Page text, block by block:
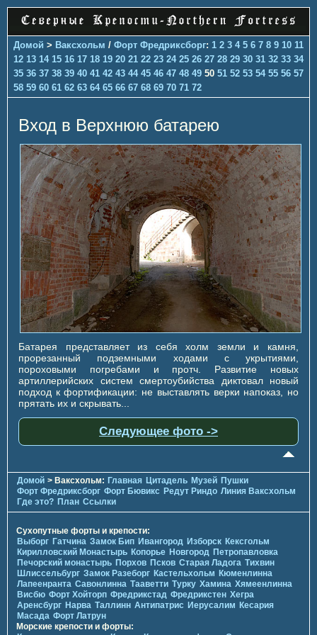
Домой > Ваксхольм / Форт Фредриксборг: 1 2 3 4 5 6 7 8 9 10 11
12 13 14 15 16 17 18 19 20 21 22 23 24 25 26 27 28 29 30 31 32 33 34
35 36 37 38 39 40 41 42 43 44 45 46 47 48 49 50 51 52 53 54 55 56 57
58 59 60 61 62 63 64 65 66 67 68 69 70 71 72
Вход в Верхнюю батарею
Батарея представляет из себя холм земли и камня,
прорезанный подземными ходами с укрытиями,
пороховыми погребами и протч. Развитие новых
артиллерийских систем смертоубийства диктовал новый
подход к фортификации: не выставлять верки напоказ, но
прятать их и скрывать...
Следующее фото ->
Домой > Ваксхольм: Главная Цитадель Музей Пушки
Форт Фредриксборг Форт Бювикc Редут Риндо Линия Ваксхольм
Где это? План Ссылки
Сухопутные форты и крепости:
Выборг Гатчина Замок Бип Ивангород Изборск Кексгольм
Кирилловский Монастырь Копорье Новгород Петропавловка
Печорcкий монастырь Порхов Псков Старая Ладога Тихвин
Шлиссельбург Замок Разеборг Кастельхольм Кюменлинна
Лапеенранта Савонлинна Тааветти Турку Хамина Хямеенлинна
Висбю Форт Хойторп Фредрикстад Фредрикстен Хегра
Аренсбург Нарва Таллинн Антипатрис Иерусалим Кесария
Масада Форт Латрун
Морские крепости и форты: